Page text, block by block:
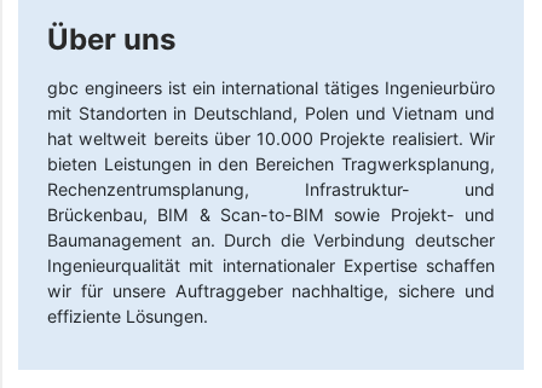
Über uns
gbc engineers ist ein international tätiges Ingenieurbüro
mit Standorten in Deutschland, Polen und Vietnam und
hat weltweit bereits über 10.000 Projekte realisiert. Wir
bieten Leistungen in den Bereichen Tragwerksplanung,
Rechenzentrumsplanung, Infrastruktur- und
Brückenbau, BIM & Scan-to-BIM sowie Projekt- und
Baumanagement an. Durch die Verbindung deutscher
Ingenieurqualität mit internationaler Expertise schaffen
wir für unsere Auftraggeber nachhaltige, sichere und
effiziente Lösungen.